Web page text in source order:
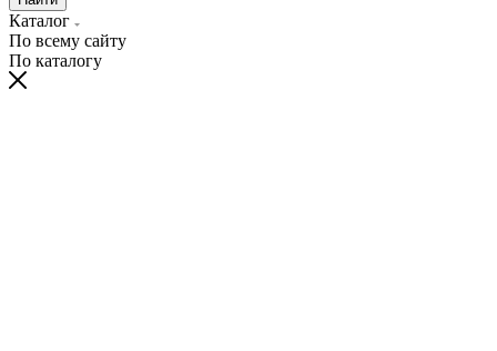
Каталог
По всему сайту
По каталогу